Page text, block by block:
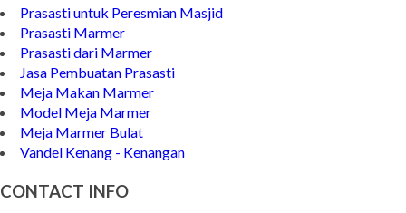
Prasasti untuk Peresmian Masjid
Prasasti Marmer
Prasasti dari Marmer
Jasa Pembuatan Prasasti
Meja Makan Marmer
Model Meja Marmer
Meja Marmer Bulat
Vandel Kenang - Kenangan
CONTACT INFO